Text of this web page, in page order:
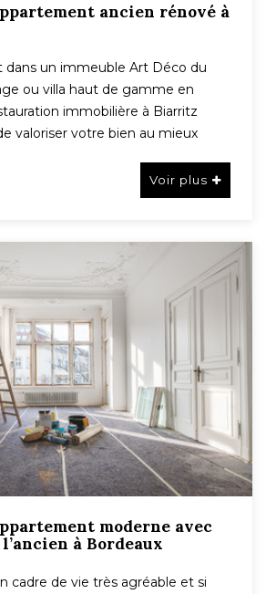
ancien rénové à
dans un immeuble Art Déco du
ou villa haut de gamme en
immobilière à Biarritz
valoriser votre bien au mieux
Voir plus
moderne avec
à Bordeaux
cadre de vie très agréable et si